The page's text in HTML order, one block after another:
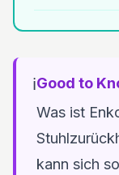
ℹ️Good to
Was ist
kann sich